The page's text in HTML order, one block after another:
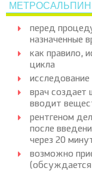
перед
назначенные
как правило,
цикла
исследование
врач создает
вводит
рентгеном
после
через 20
возможно
(обсуждается